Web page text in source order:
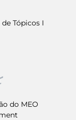
Tópicos I
do MEO